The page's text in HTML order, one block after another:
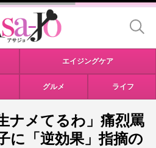
エイジングケア
グルメ ライフ
ナメてるわ」痛烈罵
に「逆効果」指摘の